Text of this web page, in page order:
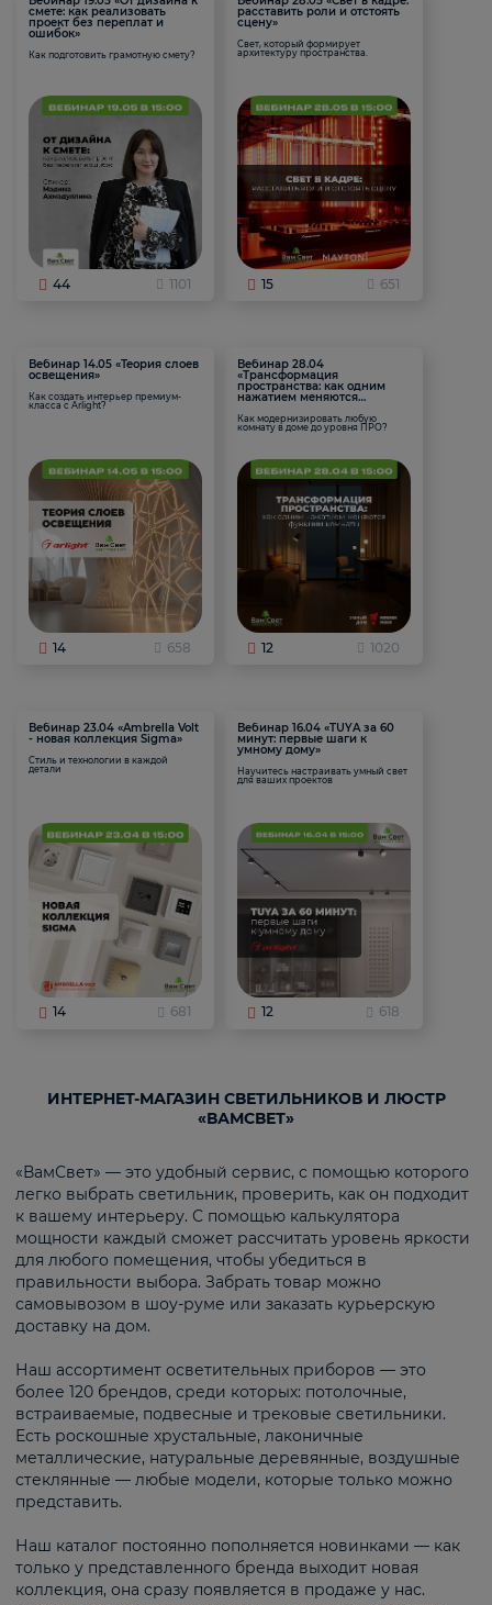
смете: как реализовать
проект без переплат и
ошибок»
Как подготовить грамотную смету?
44 1101
расставить роли и отстоять
сцену»
Свет, который формирует
архитектуру пространства.
15 651
Вебинар 14.05 «Теория слоев
освещения»
Как создать интерьер премиум-
класса с Arlight?
14 658
Вебинар 28.04
«Трансформация
пространства: как одним
нажатием меняются
Как модернизировать любую
комнату в доме до уровня ПРО?
12 1020
Вебинар 23.04 «Ambrella Volt
- новая коллекция Sigma»
Стиль и технологии в каждой
детали
14 681
Вебинар 16.04 «TUYA за 60
минут: первые шаги к
умному дому»
Научитесь настраивать умный свет
для ваших проектов
12 618
ИНТЕРНЕТ-МАГАЗИН СВЕТИЛЬНИКОВ И ЛЮСТР
«ВАМСВЕТ»
«ВамСвет» — это удобный сервис, с помощью которого
легко выбрать светильник, проверить, как он подходит
к вашему интерьеру. С помощью калькулятора
мощности каждый сможет рассчитать уровень яркости
для любого помещения, чтобы убедиться в
правильности выбора. Забрать товар можно
самовывозом в шоу-руме или заказать курьерскую
доставку на дом.
Наш ассортимент осветительных приборов — это
более 120 брендов, среди которых: потолочные,
встраиваемые, подвесные и трековые светильники.
Есть роскошные хрустальные, лаконичные
металлические, натуральные деревянные, воздушные
стеклянные — любые модели, которые только можно
представить.
Наш каталог постоянно пополняется новинками — как
только у представленного бренда выходит новая
коллекция, она сразу появляется в продаже у нас.